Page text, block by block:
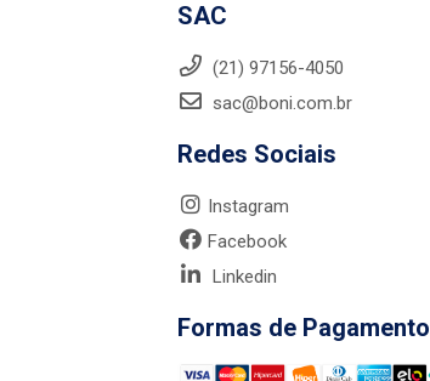
SAC
(21) 97156-4050
sac@boni.com.br
Redes Sociais
Instagram
Facebook
Linkedin
Formas de Pagamento